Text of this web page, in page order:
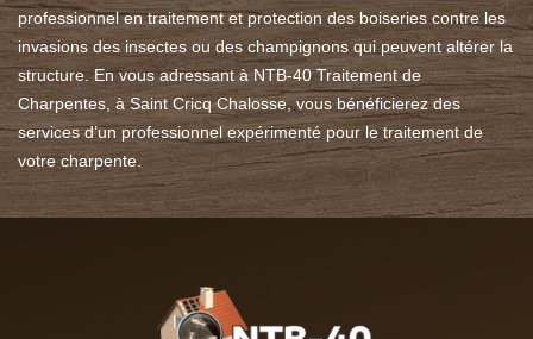
professionnel en traitement et protection des boiseries contre les
invasions des insectes ou des champignons qui peuvent altérer la
structure. En vous adressant à NTB-40 Traitement de
Charpentes, à Saint Cricq Chalosse, vous bénéficierez des
services d’un professionnel expérimenté pour le traitement de
votre charpente.